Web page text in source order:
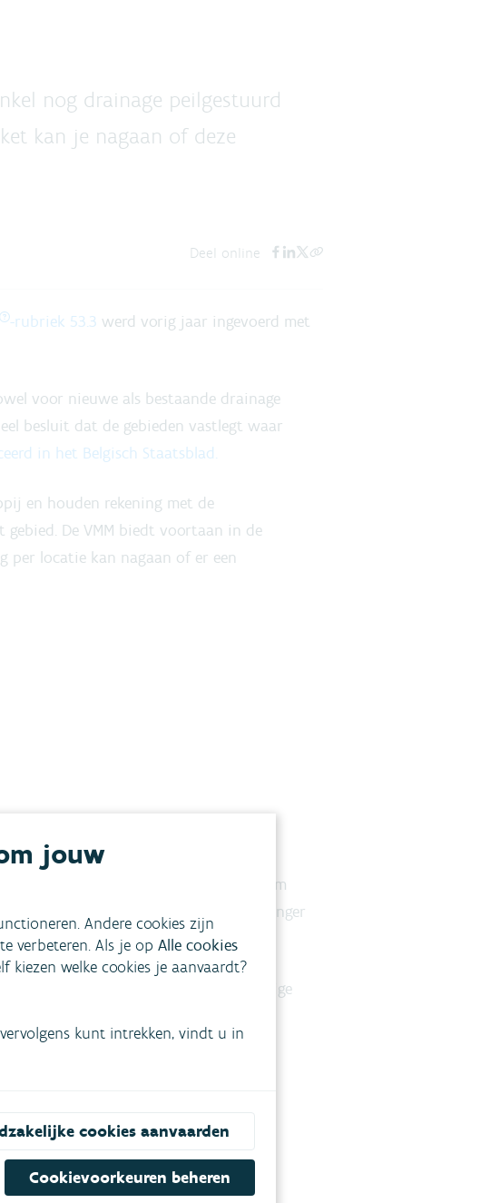
nog drainage peilgestuurd
kan je nagaan of deze
Deel online
-rubriek 53.3 werd vorig jaar ingevoerd met
voor nieuwe als bestaande drainage
besluit dat de gebieden vastlegt waar
in het Belgisch Staatsblad.
en houden rekening met de
De VMM biedt voortaan in de
per locatie kan nagaan of er een
drainage het geval is, maar laat toe om
drainage kan je zo water langer
van overvloedige neerslag.
peilgestuurde drainage ook op vrijwillige
waterbouw
enkele landbouwers hun
klassieke naar peilgestuurde
jouw
Andere cookies zijn
verbeteren. Als je op Alle cookies
kiezen welke cookies je aanvaardt?
kunt intrekken, vindt u in
cookies aanvaarden
Cookievoorkeuren beheren